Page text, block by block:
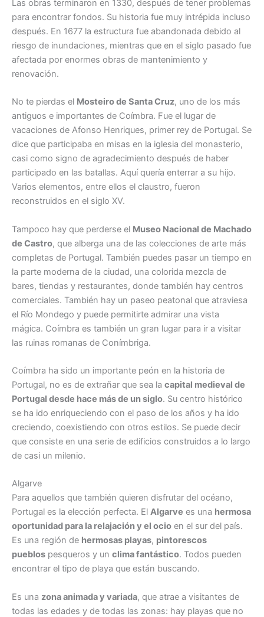
Las obras terminaron en 1330, después de tener problemas
para encontrar fondos. Su historia fue muy intrépida incluso
después. En 1677 la estructura fue abandonada debido al
riesgo de inundaciones, mientras que en el siglo pasado fue
afectada por enormes obras de mantenimiento y
renovación.
No te pierdas el Mosteiro de Santa Cruz, uno de los más
antiguos e importantes de Coímbra. Fue el lugar de
vacaciones de Afonso Henriques, primer rey de Portugal. Se
dice que participaba en misas en la iglesia del monasterio,
casi como signo de agradecimiento después de haber
participado en las batallas. Aquí quería enterrar a su hijo.
Varios elementos, entre ellos el claustro, fueron
reconstruidos en el siglo XV.
Tampoco hay que perderse el Museo Nacional de Machado
de Castro, que alberga una de las colecciones de arte más
completas de Portugal. También puedes pasar un tiempo en
la parte moderna de la ciudad, una colorida mezcla de
bares, tiendas y restaurantes, donde también hay centros
comerciales. También hay un paseo peatonal que atraviesa
el Río Mondego y puede permitirte admirar una vista
mágica. Coímbra es también un gran lugar para ir a visitar
las ruinas romanas de Conímbriga.
Coímbra ha sido un importante peón en la historia de
Portugal, no es de extrañar que sea la capital medieval de
Portugal desde hace más de un siglo. Su centro histórico
se ha ido enriqueciendo con el paso de los años y ha ido
creciendo, coexistiendo con otros estilos. Se puede decir
que consiste en una serie de edificios construidos a lo largo
de casi un milenio.
Algarve
Para aquellos que también quieren disfrutar del océano,
Portugal es la elección perfecta. El Algarve es una hermosa
oportunidad para la relajación y el ocio en el sur del país.
Es una región de hermosas playas, pintorescos
pueblos pesqueros y un clima fantástico. Todos pueden
encontrar el tipo de playa que están buscando.
Es una zona animada y variada, que atrae a visitantes de
todas las edades y de todas las zonas: hay playas que no